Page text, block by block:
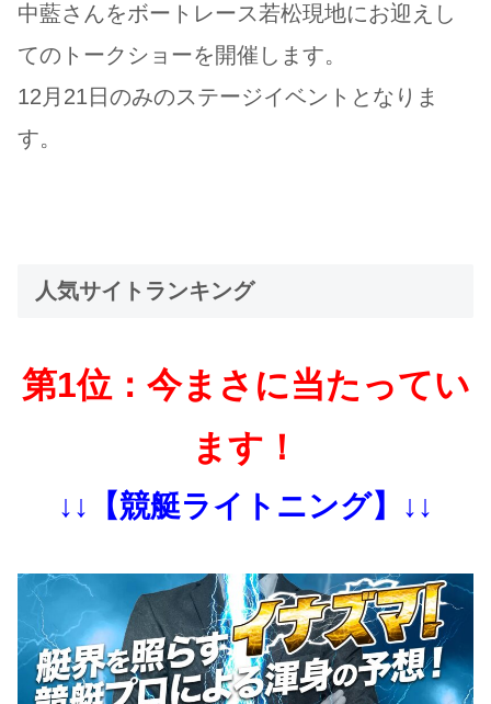
中藍さんをボートレース若松現地にお迎えし
てのトークショーを開催します。
12月21日のみのステージイベントとなりま
す。
人気サイトランキング
第1位：今まさに当たってい
ます！
↓↓【競艇ライトニング】↓↓